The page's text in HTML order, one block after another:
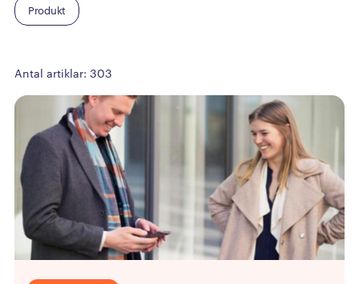
Produkt
Antal artiklar: 303